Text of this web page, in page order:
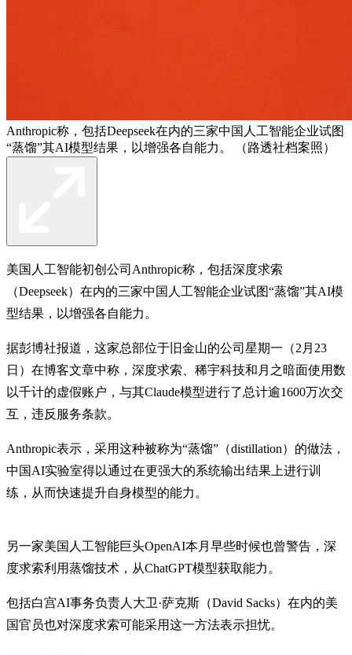
Anthropic称，包括Deepseek在内的三家中国人工智能企业试图
“蒸馏”其AI模型结果，以增强各自能力。 （路透社档案照）
美国人工智能初创公司Anthropic称，包括深度求索
（Deepseek）在内的三家中国人工智能企业试图“蒸馏”其AI模
型结果，以增强各自能力。
据彭博社报道，这家总部位于旧金山的公司星期一（2月23
日）在博客文章中称，深度求索、稀宇科技和月之暗面使用数
以千计的虚假账户，与其Claude模型进行了总计逾1600万次交
互，违反服务条款。
Anthropic表示，采用这种被称为“蒸馏”（distillation）的做法，
中国AI实验室得以通过在更强大的系统输出结果上进行训
练，从而快速提升自身模型的能力。
另一家美国人工智能巨头OpenAI本月早些时候也曾警告，深
度求索利用蒸馏技术，从ChatGPT模型获取能力。
包括白宫AI事务负责人大卫·萨克斯（David Sacks）在内的美
国官员也对深度求索可能采用这一方法表示担忧。